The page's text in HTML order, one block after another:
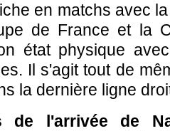
en matchs avec
de France et la
état physique
Il s'agit tout de
la dernière ligne
de l'arrivée de